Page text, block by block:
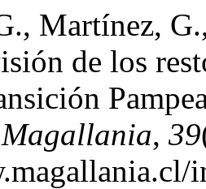
Martínez,
de los
Magallania, 39